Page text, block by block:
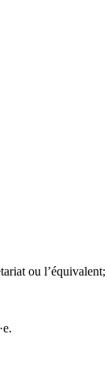
ou l’équivalent;